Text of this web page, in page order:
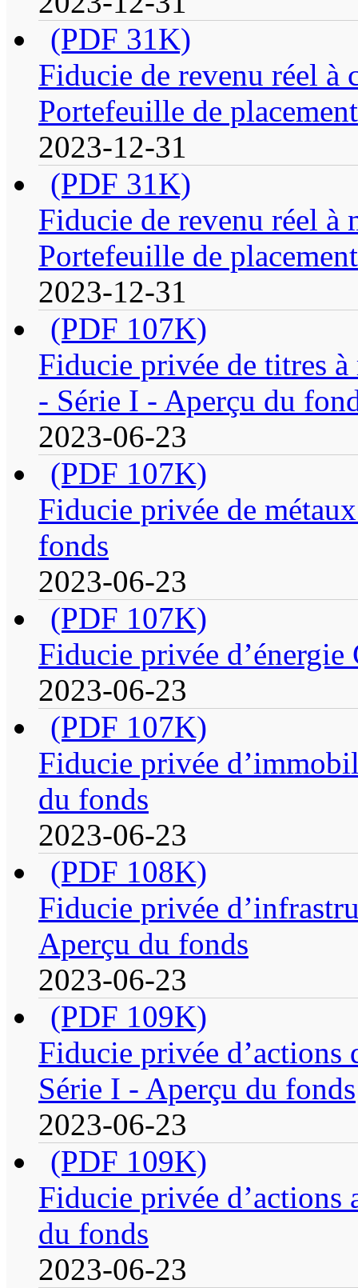
(PDF 31K)
Fiducie de revenu réel à
Portefeuille de placement
2023-12-31
(PDF 31K)
Fiducie de revenu réel à
Portefeuille de placement
2023-12-31
(PDF 107K)
Fiducie privée de titres
- Série I - Aperçu du
2023-06-23
(PDF 107K)
Fiducie privée de
fonds
2023-06-23
(PDF 107K)
Fiducie privée
2023-06-23
(PDF 107K)
Fiducie privée
du fonds
2023-06-23
(PDF 108K)
Fiducie privée
Aperçu du fonds
2023-06-23
(PDF 109K)
Fiducie privée d’actions
Série I - Aperçu du fonds
2023-06-23
(PDF 109K)
Fiducie privée d’actions
du fonds
2023-06-23